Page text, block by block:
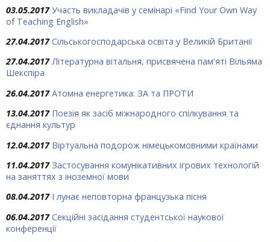
03.05.2017 Участь викладачів у семінарі «Find Your Own Way
of Teaching English»
27.04.2017 Сільськогосподарська освіта у Великій Британії
27.04.2017 Літературна вітальня, присвячена пам'яті Вільяма
Шекспіра
26.04.2017 Атомна енергетика: ЗА та ПРОТИ
13.04.2017 Поезія як засіб міжнародного спілкування та
єднання культур
12.04.2017 Віртуальна подорож німецькомовними країнами
11.04.2017 Застосування комунікативних ігрових технологій
на заняттях з іноземної мови
08.04.2017 І лунає неповторна французька пісня
06.04.2017 Секційні засідання студентської наукової
конференції